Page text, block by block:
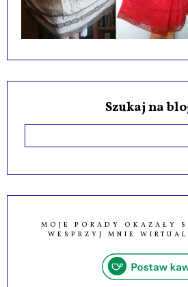
Szukaj na
MOJE PORADY OKAZAŁY
WESPRZYJ MNIE